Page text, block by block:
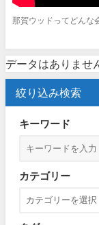
那賀ウッドってどん
データはありませ
絞り込み検索
キーワード
カテゴリー